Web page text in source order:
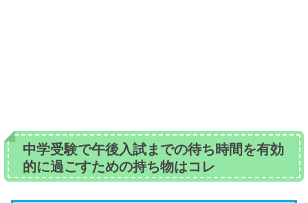
中学受験で午後入試までの待ち時間を有効
的に過ごすための持ち物はコレ